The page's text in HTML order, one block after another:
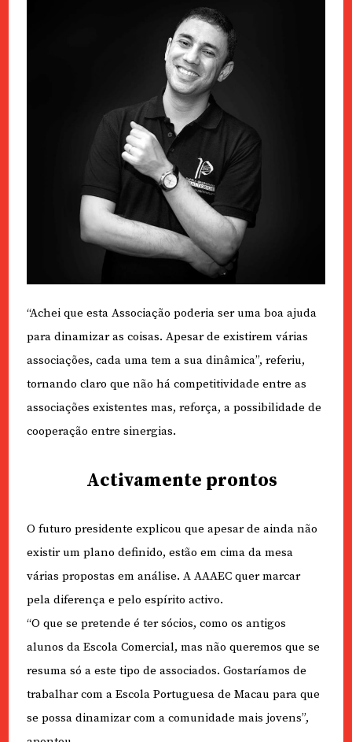
“Achei que esta Associação poderia ser uma boa ajuda
para dinamizar as coisas. Apesar de existirem várias
associações, cada uma tem a sua dinâmica”, referiu,
tornando claro que não há competitividade entre as
associações existentes mas, reforça, a possibilidade de
cooperação entre sinergias.
Activamente prontos
O futuro presidente explicou que apesar de ainda não
existir um plano definido, estão em cima da mesa
várias propostas em análise. A AAAEC quer marcar
pela diferença e pelo espírito activo.
“O que se pretende é ter sócios, como os antigos
alunos da Escola Comercial, mas não queremos que se
resuma só a este tipo de associados. Gostaríamos de
trabalhar com a Escola Portuguesa de Macau para que
se possa dinamizar com a comunidade mais jovens”,